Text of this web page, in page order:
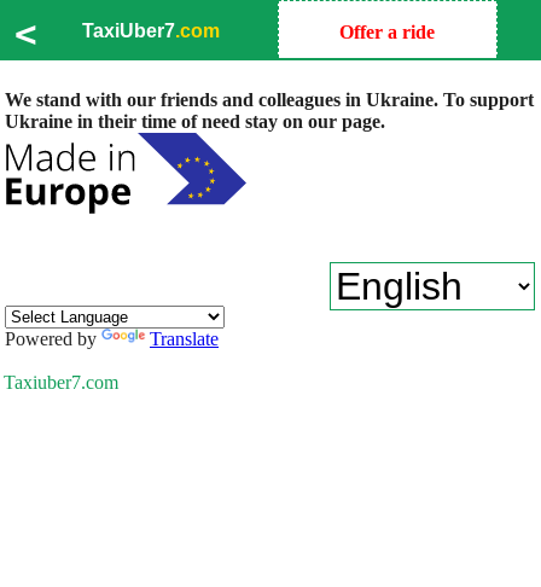
< TaxiUber7.com Offer a ride
We stand with our friends and colleagues in Ukraine. To support
Ukraine in their time of need stay on our page.
Powered by Translate
Taxiuber7.com